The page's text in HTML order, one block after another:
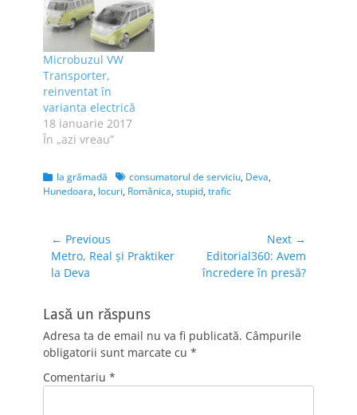
ştiu...],să aştept
după ea mai bine de
10 minute şi să nu
apară. De atunci nu
am…
Microbuzul VW
Transporter,
reinventat în
varianta electrică
18 ianuarie 2017
În „azi vreau”
Categories
la grămadă Tagsconsumatorul de serviciu, Deva,
Hunedoara, locuri, Românica, stupid, trafic
Navigare
în
articole
← Previous
Previous
post:
Metro, Real şi Praktiker
la Deva
Next →
post:
Editorial360: Avem
încredere în presă?
Lasă un răspuns
Adresa ta de email nu va fi publicată. Câmpurile
obligatorii sunt marcate cu *
Comentariu *